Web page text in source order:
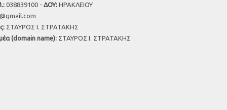
038839100 - ΔΟΥ: ΗΡΑΚΛΕΙΟΥ
ΣΤΑΥΡΟΣ Ι. ΣΤΡΑΤΑΚΗΣ
(domain name): ΣΤΑΥΡΟΣ Ι. ΣΤΡΑΤΑΚΗΣ